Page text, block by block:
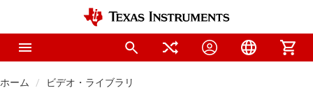
ホーム ビデオ・ライブラリ